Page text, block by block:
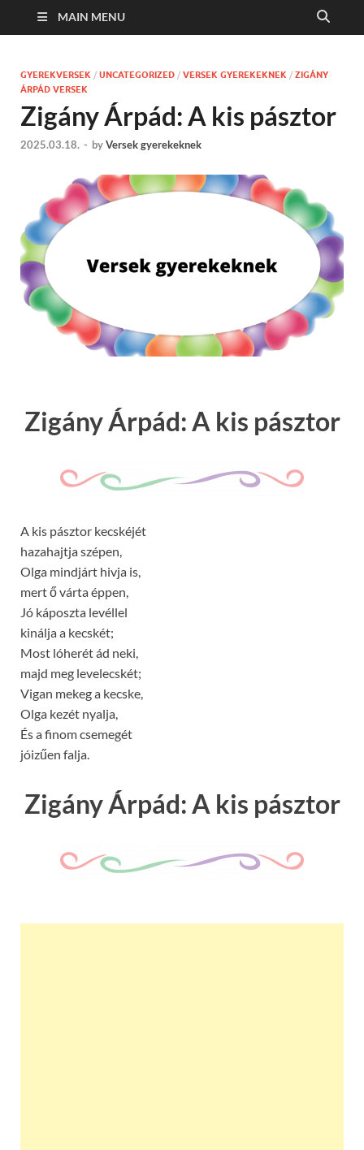
MAIN MENU
GYEREKVERSEK / UNCATEGORIZED / VERSEK GYEREKEKNEK / ZIGÁNY
ÁRPÁD VERSEK
Zigány Árpád: A kis pásztor
2025.03.18. - byVersek gyerekeknek
Zigány Árpád: A kis pásztor
A kis pásztor kecskéjét
hazahajtja szépen,
Olga mindjárt hivja is,
mert ő várta éppen,
Jó káposzta levéllel
kinálja a kecskét;
Most lóherét ád neki,
majd meg levelecskét;
Vigan mekeg a kecske,
Olga kezét nyalja,
És a finom csemegét
jóizűen falja.
Zigány Árpád: A kis pásztor